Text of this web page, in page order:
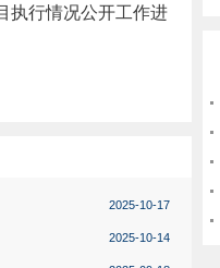
行情况公开工作进
2025-10-17
2025-10-14